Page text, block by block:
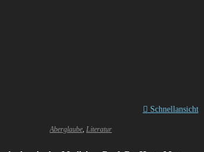
Schnellansicht
Aberglaube, Literatur